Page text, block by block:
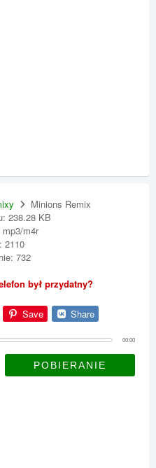
Minions Remix
238.28 KB
m4r
2110
732
był przydatny?
Save Share
00:00